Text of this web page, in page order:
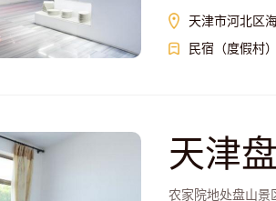
天津市河北区
民宿（度假村
天津
农家院地处盘山景